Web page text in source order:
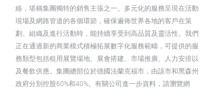
絡，堪稱集團獨特的銷售主張之一。多元化的服務呈現在活動
現場及網路管道的各個環節，確保遍佈世界各地的客戶在策
劃、組織及進行活動時，能持續享受到高品質及靈活性。我們
正在通過新的商業模式積極拓展數字化服務範疇，可提供的服
務類型包括租用展覽場地、展會搭建、市場推廣、人力安排以
及餐飲供應。集團總部位於德國法蘭克福市，由該市和黑森州
政府分別控股60%和40%。有關公司進一步資料，請瀏覽網